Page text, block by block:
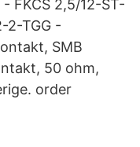
FKCS 2,5/12-ST-
2-TGG -
SMB
50 ohm,
order